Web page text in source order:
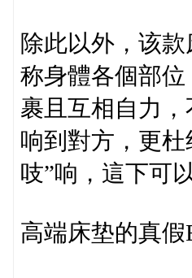
除此以外，该
称身體各個部
裹且互相自力
响到對方，更
吱”响，這下可
高端床垫的真假